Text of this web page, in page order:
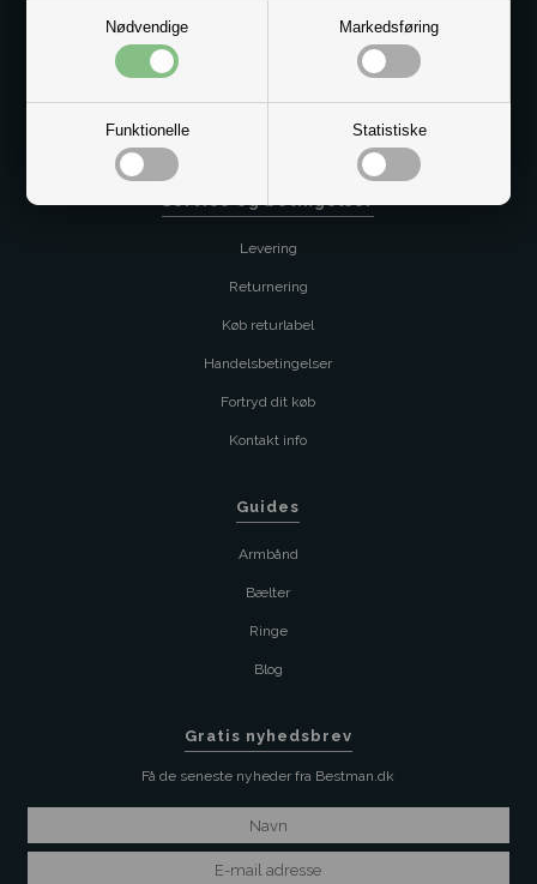
Nødvendige Markedsføring
Funktionelle Statistiske
CVR 33496362 Thol Aps
Service og betingelser
Levering
Returnering
Køb returlabel
Handelsbetingelser
Fortryd dit køb
Kontakt info
Guides
Armbånd
Bælter
Ringe
Blog
Gratis nyhedsbrev
Få de seneste nyheder fra Bestman.dk